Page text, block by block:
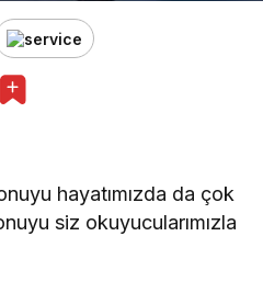
hayatımızda da çok
siz okuyucularımızla